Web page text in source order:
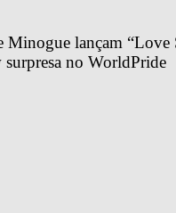
lançam “Love
surpresa no WorldPride